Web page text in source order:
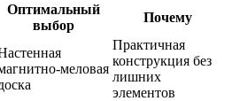
Оптимальный
выбор
Почему
меловая
Практичная
конструкция без
лишних
элементов